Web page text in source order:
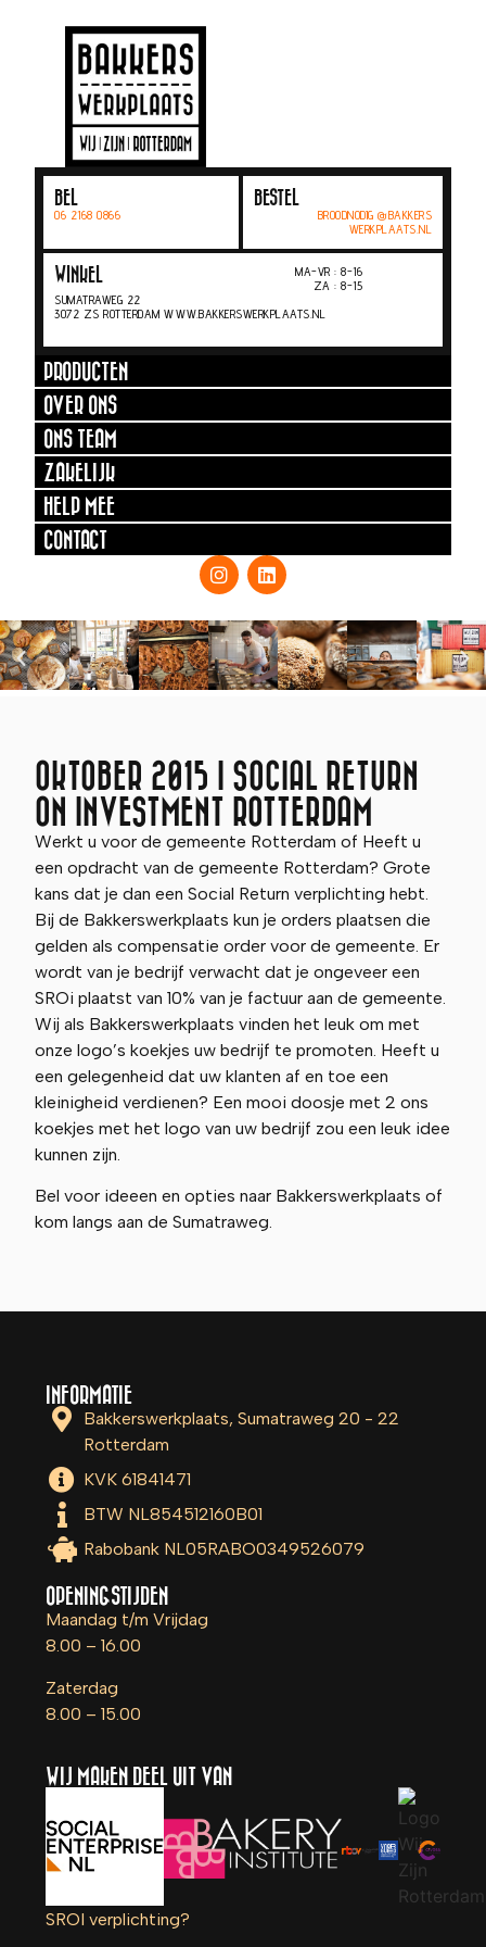
BEL
06 2168 0866
BESTEL
BROODNODIG @BAKKERS
WERKPLAATS.NL
WINKEL
MA-VR : 8-16
ZA : 8-15
SUMATRAWEG 22
3072 ZS ROTTERDAM WWW.BAKKERSWERKPLAATS.NL
PRODUCTEN
OVER ONS
ONS TEAM
ZAKELIJK
HELP MEE
CONTACT
OKTOBER 2015 | SOCIAL RETURN
ON INVESTMENT ROTTERDAM
Werkt u voor de gemeente Rotterdam of Heeft u
een opdracht van de gemeente Rotterdam? Grote
kans dat je dan een Social Return verplichting hebt.
Bij de Bakkerswerkplaats kun je orders plaatsen die
gelden als compensatie order voor de gemeente. Er
wordt van je bedrijf verwacht dat je ongeveer een
SROi plaatst van 10% van je factuur aan de gemeente.
Wij als Bakkerswerkplaats vinden het leuk om met
onze logo’s koekjes uw bedrijf te promoten. Heeft u
een gelegenheid dat uw klanten af en toe een
kleinigheid verdienen? Een mooi doosje met 2 ons
koekjes met het logo van uw bedrijf zou een leuk idee
kunnen zijn.
Bel voor ideeen en opties naar Bakkerswerkplaats of
kom langs aan de Sumatraweg.
INFORMATIE
Bakkerswerkplaats, Sumatraweg 20 - 22
Rotterdam
KVK 61841471
BTW NL854512160B01
Rabobank NL05RABO0349526079
OPENINGSTIJDEN
Maandag t/m Vrijdag
8.00 – 16.00
Zaterdag
8.00 – 15.00
WIJ MAKEN DEEL UIT VAN
SROI verplichting?